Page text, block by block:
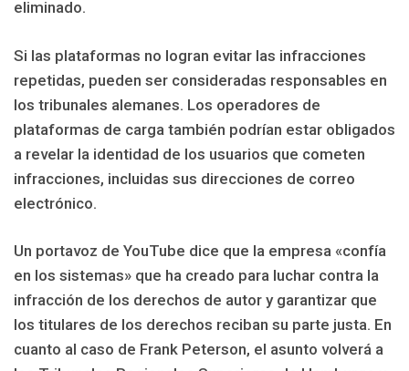
eliminado.
Si las plataformas no logran evitar las infracciones
repetidas, pueden ser consideradas responsables en
los tribunales alemanes. Los operadores de
plataformas de carga también podrían estar obligados
a revelar la identidad de los usuarios que cometen
infracciones, incluidas sus direcciones de correo
electrónico.
Un portavoz de YouTube dice que la empresa «confía
en los sistemas» que ha creado para luchar contra la
infracción de los derechos de autor y garantizar que
los titulares de los derechos reciban su parte justa. En
cuanto al caso de Frank Peterson, el asunto volverá a